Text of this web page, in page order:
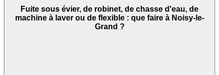
Fuite sous évier, de robinet, de chasse d'eau, de
machine à laver ou de flexible : que faire à Noisy-le-
Grand ?